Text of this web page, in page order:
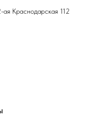
Краснодарская 112